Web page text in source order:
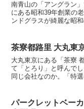
南青山の「アングラン
にある昭和39年創業の
ンドグラスが綺麗な昭
茶寮都路里 大丸東
大丸東京にある「茶寮
て「とろり」と呼んで
同じ会社なのか。「特
パークレットベー